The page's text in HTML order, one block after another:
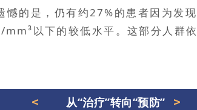
憾的是，仍有约27%的患者因为发
以下的较低水平。这部分人群
从“治疗”转向“预防”